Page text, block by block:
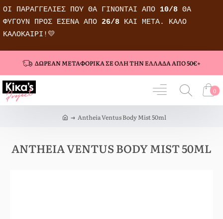
ΟΙ ΠΑΡΑΓΓΕΛΊΕΣ ΠΟΥ ΘΑ ΓΊΝΟΝΤΑΙ ΑΠΌ 10/8 ΘΑ
ΦΎΓΟΥΝ ΠΡΟΣ ΕΣΈΝΑ ΑΠΌ 26/8 ΚΑΙ ΜΕΤΆ. ΚΑΛΌ
ΚΑΛΟΚΑΊΡΙ!💛
ΔΩΡΕΆΝ ΜΕΤΑΦΟΡΙΚΆ ΣΕ ΌΛΗ ΤΗΝ ΕΛΛΆΔΑ ΑΠΌ 50€+
0
h
e
Antheia Ventus Body Mist 50ml
ANTHEIA VENTUS BODY MIST 50ML